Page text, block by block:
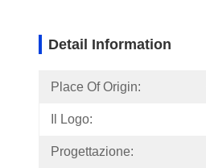
Detail Information
Place Of Origin:
Il Logo:
Progettazione: